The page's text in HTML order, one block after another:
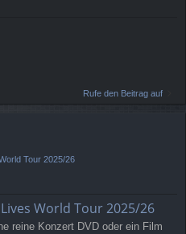
Rufe den Beitrag auf
Tour 2025/26
World Tour 2025/26
reine Konzert DVD oder ein Film